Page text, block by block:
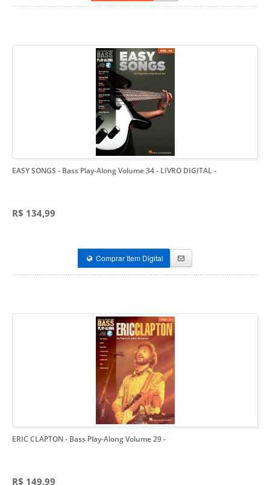
EASY SONGS - Bass Play-Along Volume 34 - LIVRO DIGITAL-
R$ 134,99
Comprar Item Digital
ERIC CLAPTON - Bass Play-Along Volume 29-
R$ 149,99